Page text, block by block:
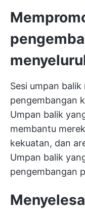
Sesi umpan
pengembangan
Umpan balik
membantu
kekuatan, dan
Umpan balik
pengembangan